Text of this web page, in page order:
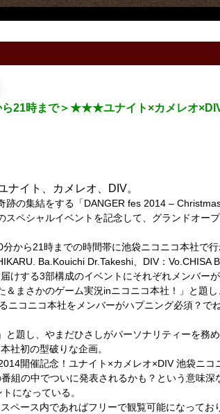
ら21時まで＞★★★ユナイト×カメレオ
ナイト、カメレオ、DIV。
跡の集結をする「DANGER fes 2014 –
スペシャルイベントを記念して、グランドオー
から21時までの時間帯に池袋ニコニコ本社で
Ba.Kouichi Dr.Takeshi、DIV：
けする3部構成のイベントにそれぞれメンバーが
＆まさかのゲーム実況inニコニコ本社！」と題
ニコニコ本社をメンバーがハプニング必須？
と題し、やまだひさしがパーソナリティーを務
社初の型破りな企画。
開催記念！ユナイト×カメレオ×DIV 池袋ニ
組の中でついに発表されるかも？という意味
になっている。
ペース内であればフリーで観覧可能になって